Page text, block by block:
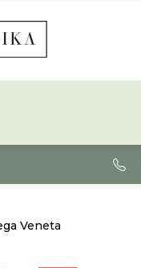
Veneta